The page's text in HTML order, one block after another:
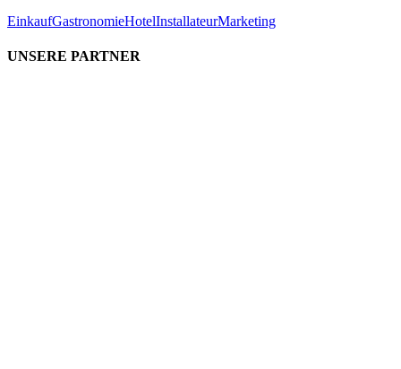
EinkaufGastronomieHotelInstallateurMarketing
UNSERE PARTNER